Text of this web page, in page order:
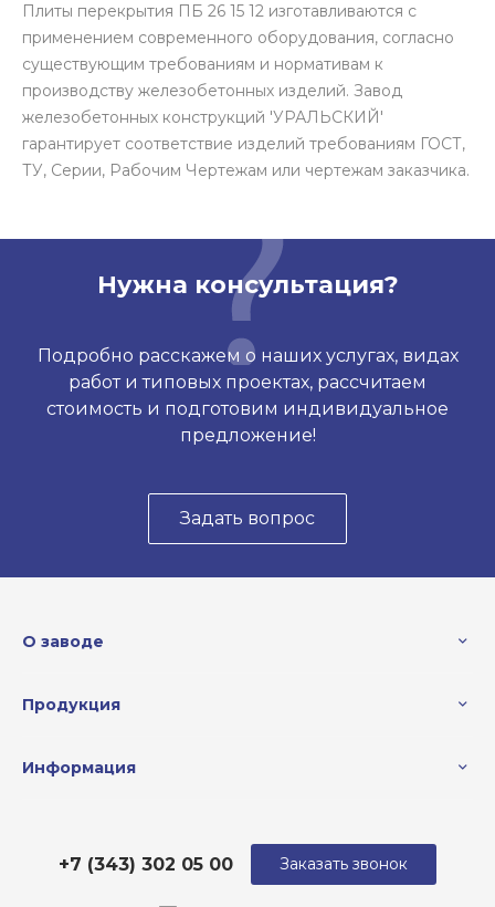
Плиты перекрытия ПБ 26 15 12 изготавливаются с
применением современного оборудования, согласно
существующим требованиям и нормативам к
производству железобетонных изделий. Завод
железобетонных конструкций 'УРАЛЬСКИЙ'
гарантирует соответствие изделий требованиям ГОСТ,
ТУ, Серии, Рабочим Чертежам или чертежам заказчика.
Нужна консультация?
Подробно расскажем о наших услугах, видах
работ и типовых проектах, рассчитаем
стоимость и подготовим индивидуальное
предложение!
Задать вопрос
О заводе
Продукция
Информация
+7 (343) 302 05 00 Заказать звонок